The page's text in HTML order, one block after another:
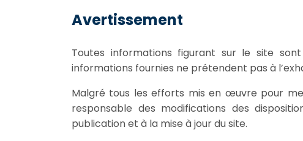
Avertissement
Toutes informations figurant sur le site sont
informations fournies ne prétendent pas à
Malgré tous les efforts mis en œuvre pour
responsable des modifications des
publication et à la mise à jour du site.